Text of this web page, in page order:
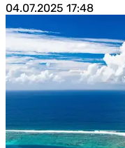
04.07.2025 17:48